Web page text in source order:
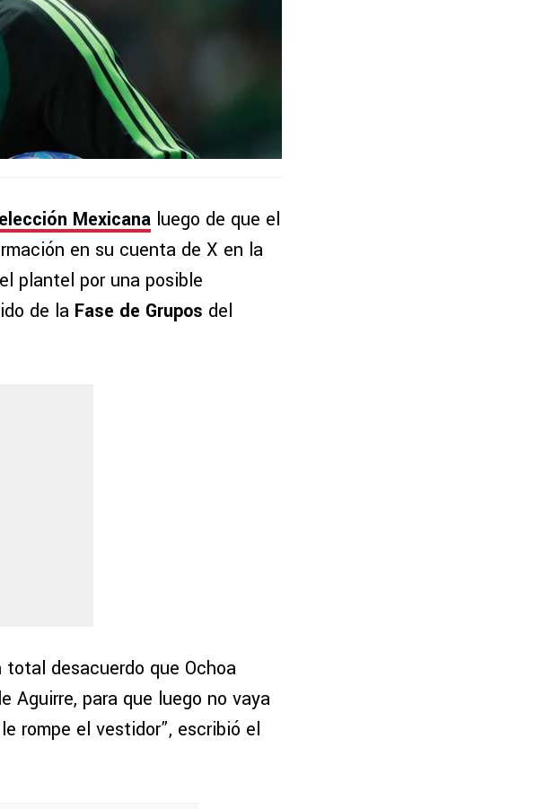
Mexicana luego de que el
en su cuenta de X en la
plantel por una posible
de la Fase de Grupos del
desacuerdo que Ochoa
Aguirre, para que luego no vaya
rompe el vestidor”, escribió el